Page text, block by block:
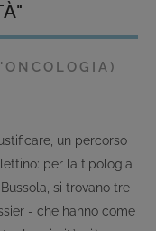
un percorso
per la tipologia
si trovano tre
- che hanno come